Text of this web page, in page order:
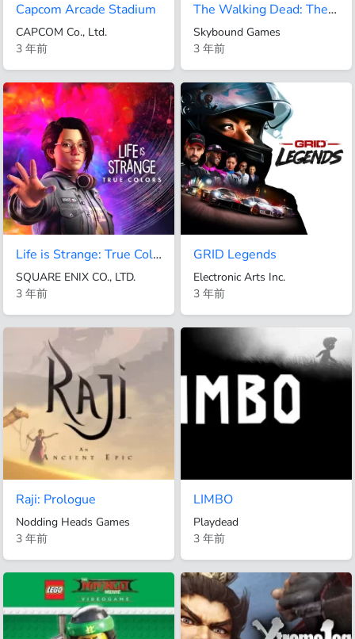
Capcom Arcade Stadium
CAPCOM Co., Ltd.
3 年前
The Walking Dead: The Telltale Definitive Series
Skybound Games
3 年前
Life is Strange: True Colors
SQUARE ENIX CO., LTD.
3 年前
GRID Legends
Electronic Arts Inc.
3 年前
Raji: Prologue
Nodding Heads Games
3 年前
LIMBO
Playdead
3 年前